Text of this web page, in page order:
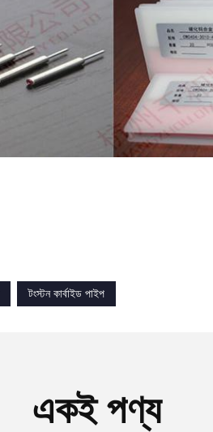
টংস্টন কার্বাইড পাইপ
একই পণ্য